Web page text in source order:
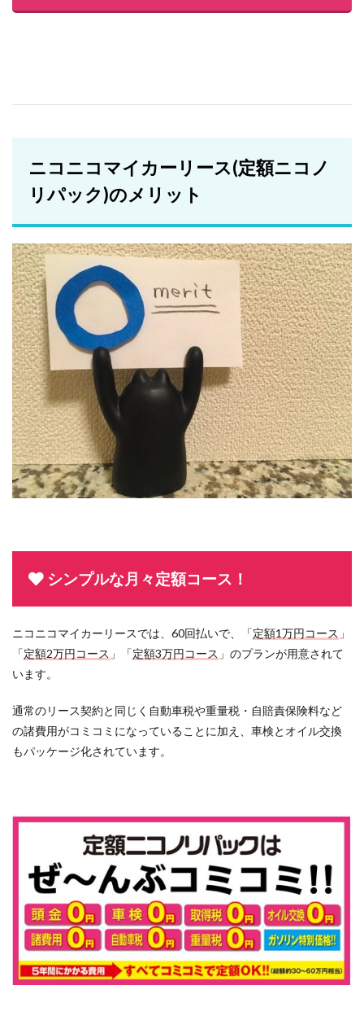
ニコニコマイカーリース(定額ニコノ
リパック)のメリット
シンプルな月々定額コース！
ニコニコマイカーリースでは、60回払いで、「定額1万円コース 」
「定額2万円コース 」「定額3万円コース 」のプランが用意されて
います。
通常のリース契約と同じく自動車税や重量税・自賠責保険料など
の諸費用がコミコミになっていることに加え、車検とオイル交換
もパッケージ化されています。